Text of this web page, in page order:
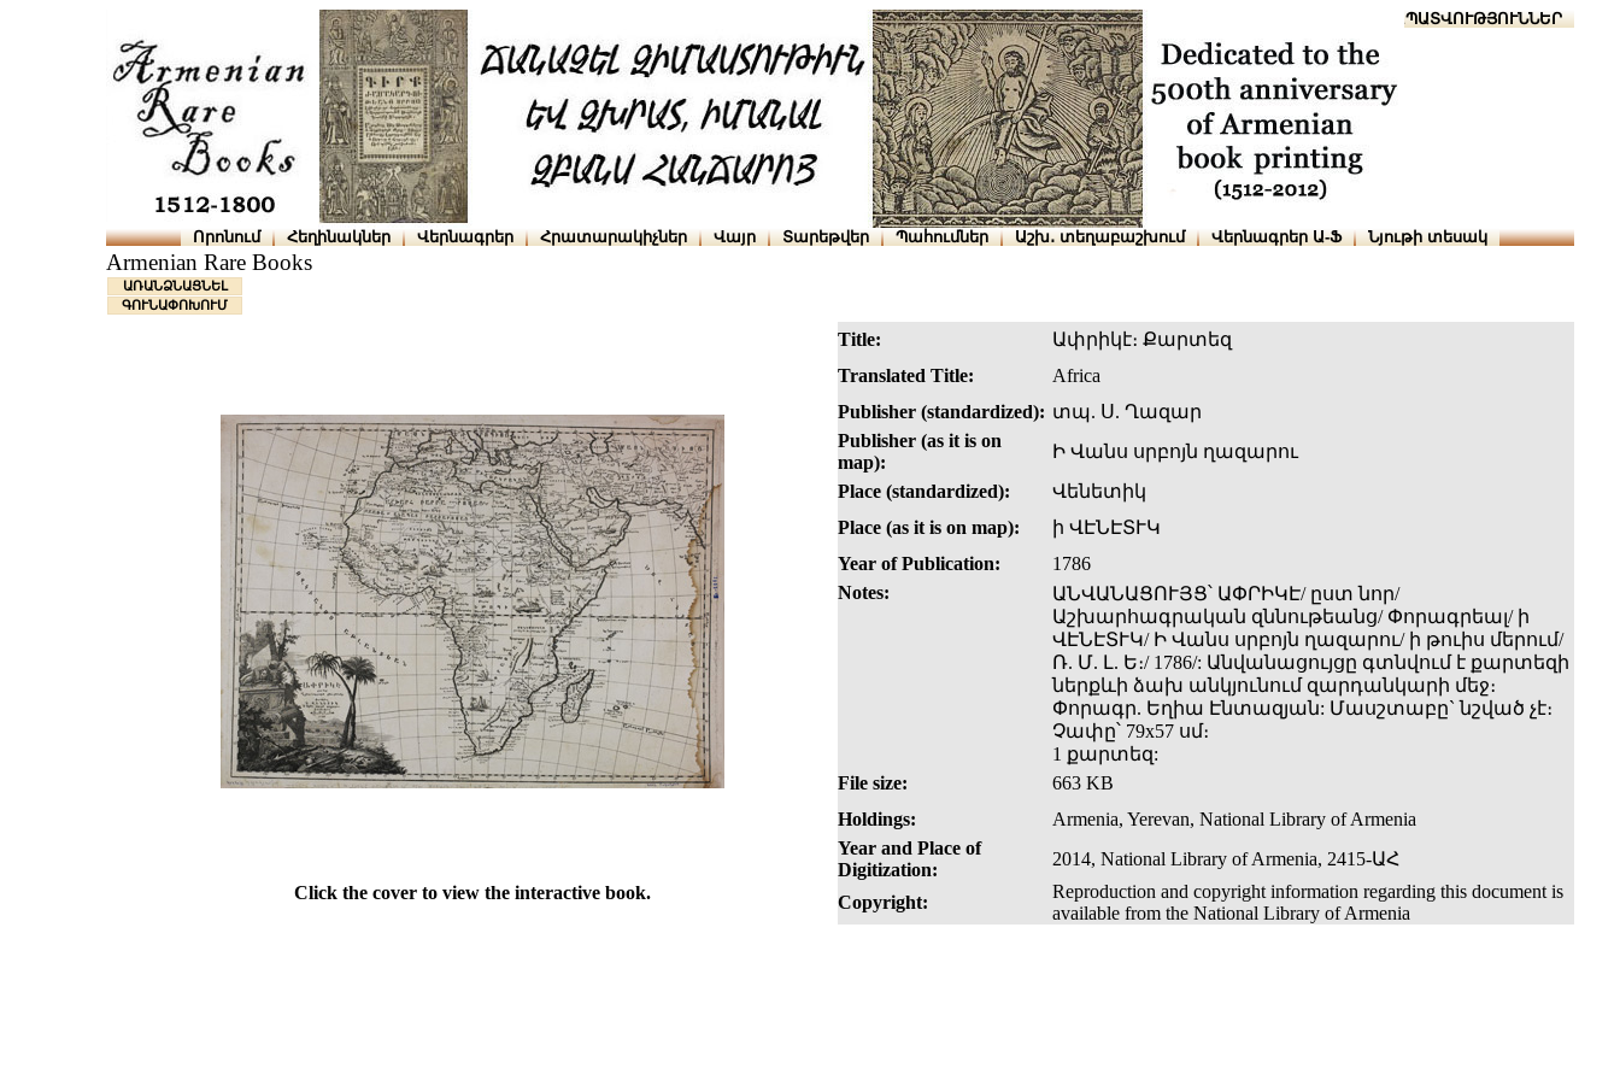
ՆԱԽԱՊԱՏՎՈՒԹՅՈՒՆՆԵՐ
Որոնում Հեղինակներ Վերնագրեր Հրատարակիչներ Վայր Տարեթվեր Պահումներ Աշխ․ տեղաբաշխում Վերնագրեր Ա-Ֆ Նյութի տեսակ
Armenian Rare Books
ԱՌԱՆՁՆԱՑՆԵԼ
ԳՈՒՆԱՓՈԽՈՒՄ
Title:
Ափրիկէ։ Քարտեզ
Translated Title:
Africa
Publisher (standardized): տպ. Ս. Ղազար
Publisher (as it is on
map):
Ի Վանս սրբոյն ղազարու
Place (standardized):
Վենետիկ
Place (as it is on map):
ի ՎԷՆԷՏՒԿ
Year of Publication:
1786
Notes:
ԱՆՎԱՆԱՑՈՒՅՑ՝ ԱՓՐԻԿԷ/ ըստ նոր/
Աշխարհագրական զննութեանց/ Փորագրեալ/ ի
ՎԷՆԷՏՒԿ/ Ի Վանս սրբոյն ղազարու/ ի թուիս մերում/
Ռ. Մ. Լ. Ե։/ 1786/: Անվանացույցը գտնվում է քարտեզի
ներքևի ձախ անկյունում զարդանկարի մեջ։
Փորագր. Եղիա Էնտազյան: Մասշտաբը` նշված չէ։
Չափը՝ 79x57 սմ։
1 քարտեզ:
File size:
663 KB
Holdings:
Armenia, Yerevan, National Library of Armenia
Year and Place of
Digitization:
2014, National Library of Armenia, 2415-ԱՀ
Click the cover to view the interactive book.
Copyright:
Reproduction and copyright information regarding this document is
available from the National Library of Armenia